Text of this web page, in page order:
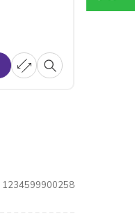
1234599900258